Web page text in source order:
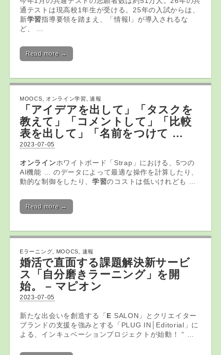
通テストは現高校1年生が受ける。25年の入試からは、
新学習指導要領を踏まえ、「情報Ⅰ」が導入されるな
ど、 …
Read more →
MOOCS オンライン学習 ,速報
「アイデアを出して」「タスクを
教えて」「コメントして」「比較
表を出して」「名前をつけて …
2023-07-05
オンラインホワイトボード「Strap」における、5つの
AI機能 … のデータによって最適な操作を計算したり、
動的な制御をしたり、 学習のコストは低いけれども …
Read more →
Eラーニング MOOCS 速報
婚活で直面する課題解決新サービ
ス「自分磨き ラーニング」を開
始。 – マピオン
2023-07-05
新たな出会いを創造する「 E SALON」とクリエイター
ブランドの支援を強みとする「PLUG IN│Editorial」に
よる、インキュベーションプロジェクトが始動！ “ …